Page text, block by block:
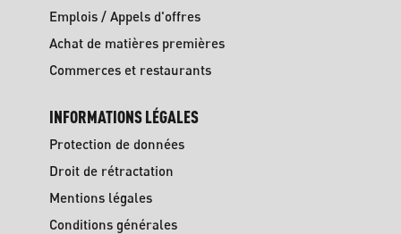
Emplois / Appels d'offres
Achat de matières premières
Commerces et restaurants
INFORMATIONS LÉGALES
Protection de données
Droit de rétractation
Mentions légales
Conditions générales